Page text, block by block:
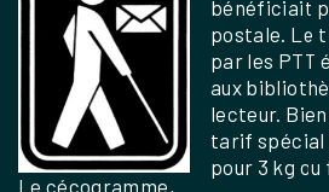
Le cécogramme,
bénéficiait
postale. Le
par les PTT
aux
lecteur. Bien
tarif spécial
pour 3 kg ou